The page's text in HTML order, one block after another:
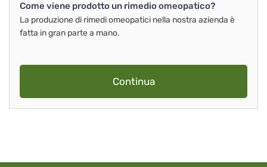
Come viene prodotto un rimedio omeopatico?
La produzione di rimedi omeopatici nella nostra azienda è
fatta in gran parte a mano.
Continua